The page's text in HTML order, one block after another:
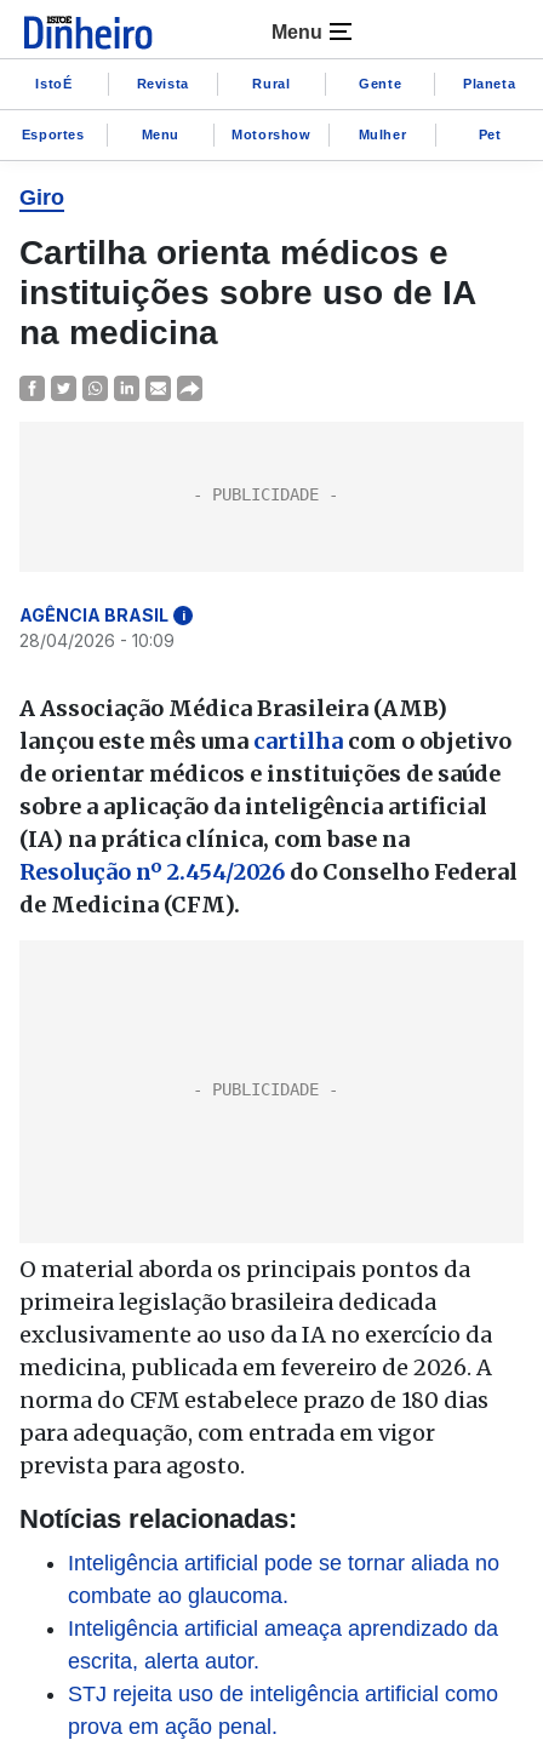
Menu
IstoÉ Revista Rural Gente Planeta
Esportes Menu Motorshow Mulher Pet
Giro
Cartilha orienta médicos e
instituições sobre uso de IA
na medicina
AGÊNCIA BRASIL i
28/04/2026 - 10:09
A Associação Médica Brasileira (AMB)
lançou este mês uma cartilha com o objetivo
de orientar médicos e instituições de saúde
sobre a aplicação da inteligência artificial
(IA) na prática clínica, com base na
Resolução nº 2.454/2026 do Conselho Federal
de Medicina (CFM).
O material aborda os principais pontos da
primeira legislação brasileira dedicada
exclusivamente ao uso da IA no exercício da
medicina, publicada em fevereiro de 2026. A
norma do CFM estabelece prazo de 180 dias
para adequação, com entrada em vigor
prevista para agosto.
Notícias relacionadas:
Inteligência artificial pode se tornar aliada no
combate ao glaucoma.
Inteligência artificial ameaça aprendizado da
escrita, alerta autor.
STJ rejeita uso de inteligência artificial como
prova em ação penal.